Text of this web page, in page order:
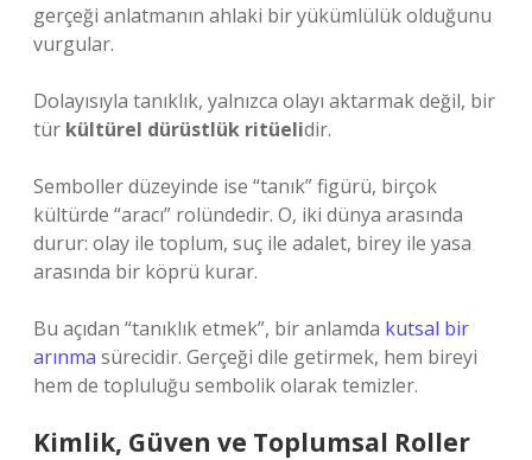
gerçeği anlatmanın ahlaki bir yükümlülük olduğunu
vurgular.
Dolayısıyla tanıklık, yalnızca olayı aktarmak değil, bir
tür kültürel dürüstlük ritüelidir.
Semboller düzeyinde ise “tanık” figürü, birçok
kültürde “aracı” rolündedir. O, iki dünya arasında
durur: olay ile toplum, suç ile adalet, birey ile yasa
arasında bir köprü kurar.
Bu açıdan “tanıklık etmek”, bir anlamda kutsal bir
arınma sürecidir. Gerçeği dile getirmek, hem bireyi
hem de topluluğu sembolik olarak temizler.
Kimlik, Güven ve Toplumsal Roller